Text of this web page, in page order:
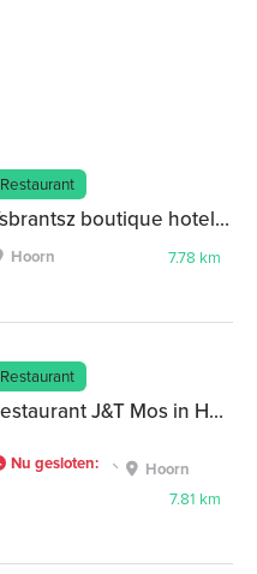
Restaurant
Ysbrantsz boutique hotel | restaurant
Hoorn 7.78 km
Restaurant
Restaurant J&T Mos in Hoorn
Nu gesloten: Hoorn
7.81 km